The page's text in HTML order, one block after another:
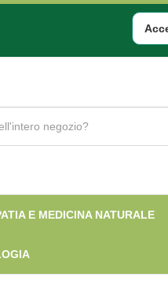
E MEDICINA NATURALE